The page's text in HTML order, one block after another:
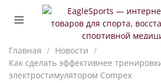
Главная
Новости
Как сделать эффективнее
электростимулятором Compex